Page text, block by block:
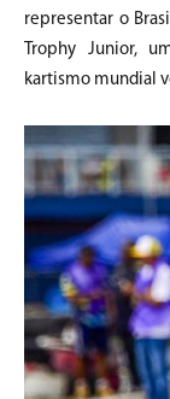
representar o
Trophy Junior,
kartismo mundial